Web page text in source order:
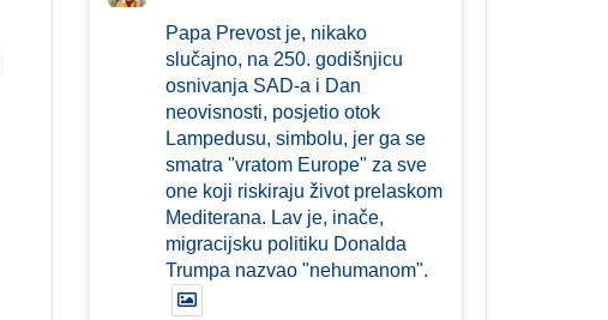
Papa Prevost je, nikako
slučajno, na 250. godišnjicu
osnivanja SAD-a i Dan
neovisnosti, posjetio otok
Lampedusu, simbolu, jer ga se
smatra "vratom Europe" za sve
one koji riskiraju život prelaskom
Mediterana. Lav je, inače,
migracijsku politiku Donalda
Trumpa nazvao "nehumanom".